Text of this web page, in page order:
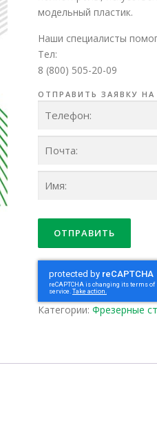
модельный пластик.
Наши специалисты
Тел:
8 (800) 505-20-09
ОТПРАВИТЬ ЗАЯВКУ
Категории:Фрезерные